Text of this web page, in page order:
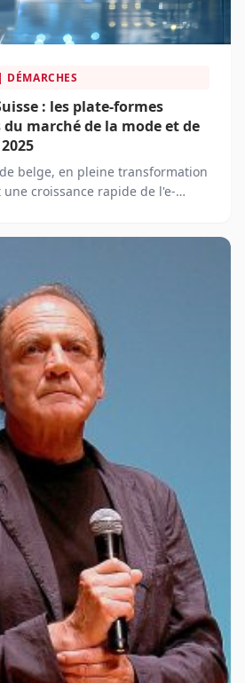
: les plate-formes
marché de la mode et de
belge, en pleine transformation
croissance rapide de l'e-